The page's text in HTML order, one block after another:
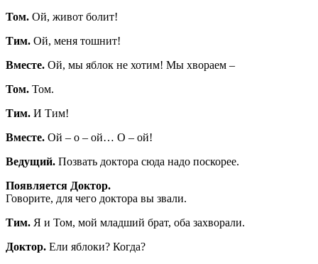
Том. Ой, живот болит!
Тим. Ой, меня тошнит!
Вместе. Ой, мы яблок не хотим! Мы хвораем –
Том. Том.
Тим. И Тим!
Вместе. Ой – о – ой… О – ой!
Ведущий. Позвать доктора сюда надо поскорее.
Появляется Доктор.
Говорите, для чего доктора вы звали.
Тим. Я и Том, мой младший брат, оба захворали.
Доктор. Ели яблоки? Когда?